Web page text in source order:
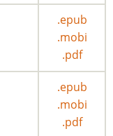
.epub
.mobi
.pdf
.epub
.mobi
.pdf